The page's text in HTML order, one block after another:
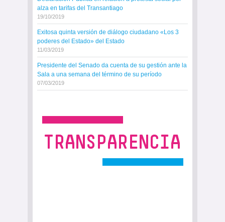
alza en tarifas del Transantiago
19/10/2019
Exitosa quinta versión de diálogo ciudadano «Los 3
poderes del Estado» del Estado
11/03/2019
Presidente del Senado da cuenta de su gestión ante la
Sala a una semana del término de su período
07/03/2019